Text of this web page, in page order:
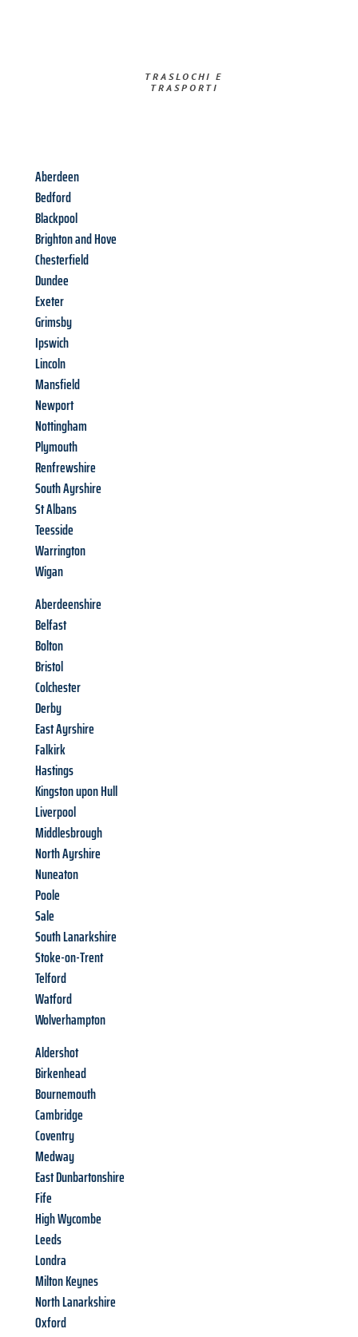
TRASLOCHI E
TRASPORTI​
Aberdeen
Bedford
Blackpool
Brighton and Hove
Chesterfield
Dundee
Exeter
Grimsby
Ipswich
Lincoln
Mansfield
Newport
Nottingham
Plymouth
Renfrewshire
South Ayrshire
St Albans
Teesside
Warrington
Wigan
Aberdeenshire
Belfast
Bolton
Bristol
Colchester
Derby
East Ayrshire
Falkirk
Hastings
Kingston upon Hull
Liverpool
Middlesbrough
North Ayrshire
Nuneaton
Poole
Sale
South Lanarkshire
Stoke-on-Trent
Telford
Watford
Wolverhampton
Aldershot
Birkenhead
Bournemouth
Cambridge
Coventry
Medway
East Dunbartonshire
Fife
High Wycombe
Leeds
Londra
Milton Keynes
North Lanarkshire
Oxford